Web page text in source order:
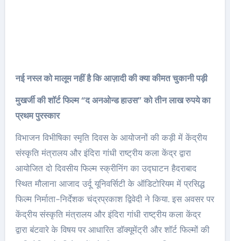
नई नस्ल को मालूम नहीं है कि आज़ादी की क्या कीमत चुकानी पड़ी
मुखर्जी की शॉर्ट फिल्म “द अनओन्ड हाउस” को तीन लाख रुपये का
प्रथम पुरस्कार
विभाजन विभीषिका स्मृति दिवस के आयोजनों की कड़ी में केंद्रीय
संस्कृति मंत्रालय और इंदिरा गांधी राष्ट्रीय कला केंद्र द्वारा
आयोजित दो दिवसीय फिल्म स्क्रीनिंग का उद्घाटन हैदराबाद
स्थित मौलाना आजाद उर्दू यूनिवर्सिटी के ऑडिटोरियम में प्रसिद्ध
फिल्म निर्माता-निर्देशक चंद्रप्रकाश द्विवेदी ने किया. इस अवसर पर
केंद्रीय संस्कृति मंत्रालय और इंदिरा गांधी राष्ट्रीय कला केंद्र
द्वारा बंटवारे के विषय पर आधारित डॉक्यूमेंट्री और शॉर्ट फिल्मों की